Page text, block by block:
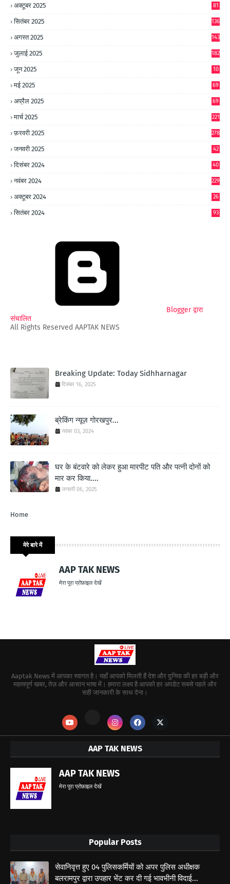
अक्टूबर 2025 81
सितंबर 2025 136
अगस्त 2025 143
जुलाई 2025 182
जून 2025
10
मई 2025 69
अप्रैल 2025 69
मार्च 2025 221
फ़रवरी 2025 278
जनवरी 2025
42
दिसंबर 2024
40
नवंबर 2024 229
अक्टूबर 2024
26
सितंबर 2024 93
Blogger द्वारा
संचालित
All Rights Reserved AAPTAK NEWS
Breaking Update: Today Sidhharnagar
दिसंबर 16, 2025
ब्रेकिंग न्यूज़ गोरखपुर...
नवंबर 03, 2024
घर के बंटवारे को लेकर हुआ मारपीट पति और पत्नी दोनों को
मार कर किया....
जनवरी 06, 2025
Home
मेरे बारे में
AAP TAK NEWS
मेरा पूरा प्रोफ़ाइल देखें
Aaptak News में आपका स्वागत है। यहाँ आपको मिलती हैं देश और दुनिया की हर बड़ी और
महत्वपूर्ण खबर, तेज़ और आसान भाषा में। हमारा लक्ष्य है आपको हर अपडेट सबसे पहले और
सही जानकारी के साथ देना।
AAP TAK NEWS
AAP TAK NEWS
मेरा पूरा प्रोफ़ाइल देखें
Popular Posts
सेवानिवृत्त हुए 04 पुलिसकर्मियों को अपर पुलिस अधीक्षक
बलरामपुर द्वारा उपहार भेंट कर दी गई भावभीनी विदाई...